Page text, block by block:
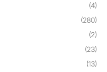
(4)
(280)
(2)
(23)
(13)